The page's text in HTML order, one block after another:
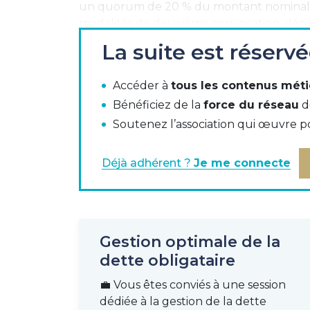
un quorum de 20 % du montant nominal
De son côté, une clause de «make-whole
correspond à l'intégralité des intérêts
leur terme.
A la base, une clause «make-whole» a
concernée. Des innovations récentes
whole», ce qui peut s’avérer utile dans
Identification des porteurs
peuvent s’en charger, même si le
directive Shareholder Rights Directive II
intermédiaires financiers.
La suite est
Accéder à tous les contenus
Bénéficiez de la force du réseau
Soutenez l’association qui œuvre
Déjà adhérent ? Je me connecte
Gestion optimale de la
dette obligataire
💼 Vous êtes conviés à une session
dédiée à la gestion de la dette